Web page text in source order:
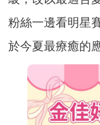
粉絲一邊看明星
於今夏最療癒的